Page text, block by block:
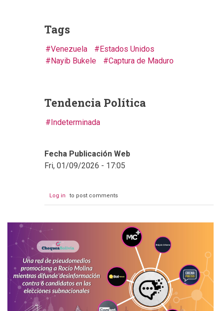
Tags
Venezuela
Estados Unidos
Nayib Bukele
Captura de Maduro
Tendencia Política
Indeterminada
Fecha Publicación Web
Fri, 01/09/2026 - 17:05
Log in to post comments